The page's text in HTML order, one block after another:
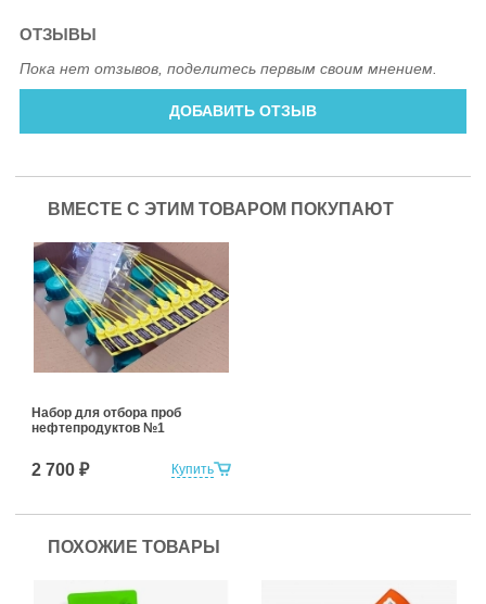
ОТЗЫВЫ
Пока нет отзывов, поделитесь первым своим мнением.
ДОБАВИТЬ ОТЗЫВ
ВМЕСТЕ С ЭТИМ ТОВАРОМ ПОКУПАЮТ
Купить
Набор для отбора проб
нефтепродуктов №1
2 700 ₽
ПОХОЖИЕ ТОВАРЫ